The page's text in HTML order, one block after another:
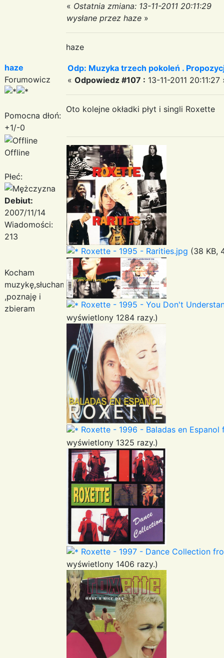
« Ostatnia zmiana: 13-11-2011 20:11:29
wysłane przez haze »
haze
haze
Forumowicz
Pomocna dłoń:
+1/-0
Offline
Płeć:
Debiut:
2007/11/14
Wiadomości:
213
Kocham
muzykę,słucham
,poznaję i
zbieram
Odp: Muzyka trzech pokoleń .
« Odpowiedz #107 : 13-11-2011 20:11:27
Oto kolejne okładki płyt i singli Roxette
Roxette - 1995 - Rarities.jpg (38 KB,
Roxette - 1995 - You Don't
wyświetlony 1284 razy.)
Roxette - 1996 - Baladas en Espanol
wyświetlony 1325 razy.)
Roxette - 1997 - Dance Collection
wyświetlony 1406 razy.)